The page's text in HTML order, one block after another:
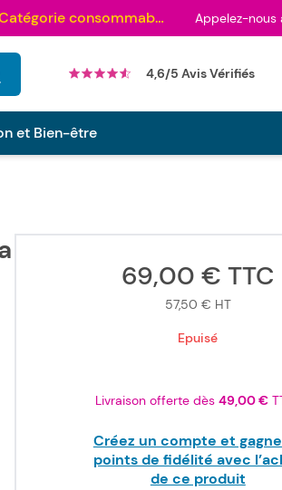
Au palmarès des meilleurs sites en 2024 et sacré n°1 en 2022 et 2023 ! ( Catégorie consommables) Appelez-nous
4,6/5 Avis Vérifiés
et Bien-être
69,00 € TTC
57,50 € HT
Epuisé
Livraison offerte dès 49,00 €
Créez un compte et
points de fidélité avec
de ce produit